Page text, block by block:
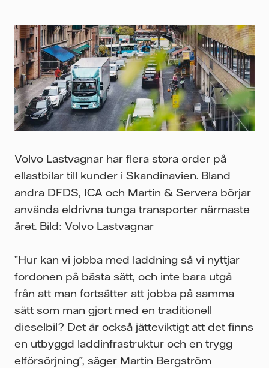
Volvo Lastvagnar har flera stora order på
ellastbilar till kunder i Skandinavien. Bland
andra DFDS, ICA och Martin & Servera börjar
använda eldrivna tunga transporter närmaste
året. Bild: Volvo Lastvagnar
”Hur kan vi jobba med laddning så vi nyttjar
fordonen på bästa sätt, och inte bara utgå
från att man fortsätter att jobba på samma
sätt som man gjort med en traditionell
dieselbil? Det är också jätteviktigt att det finns
en utbyggd laddinfrastruktur och en trygg
elförsörjning”, säger Martin Bergström